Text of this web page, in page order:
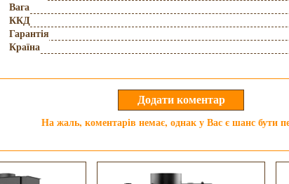
Вага
ККД
Гарантія
Країна
На жаль, коментарів немає, однак у Вас є шанс бути